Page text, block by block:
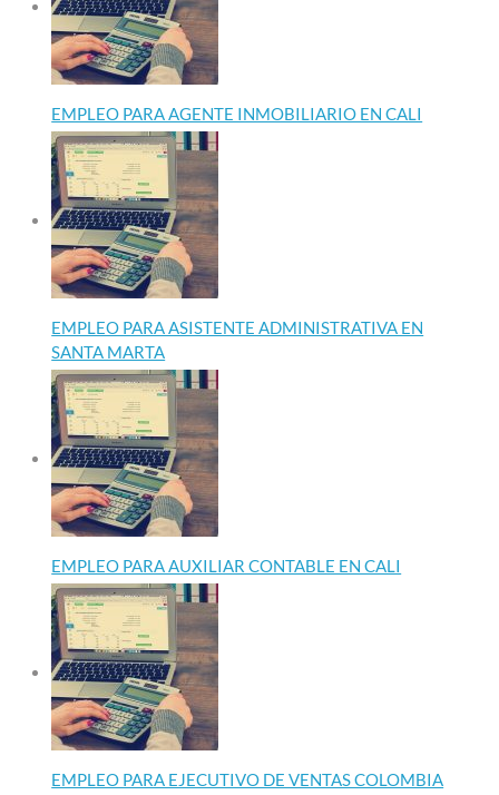
EMPLEO PARA AGENTE INMOBILIARIO EN CALI
EMPLEO PARA ASISTENTE ADMINISTRATIVA EN
SANTA MARTA
EMPLEO PARA AUXILIAR CONTABLE EN CALI
EMPLEO PARA EJECUTIVO DE VENTAS COLOMBIA